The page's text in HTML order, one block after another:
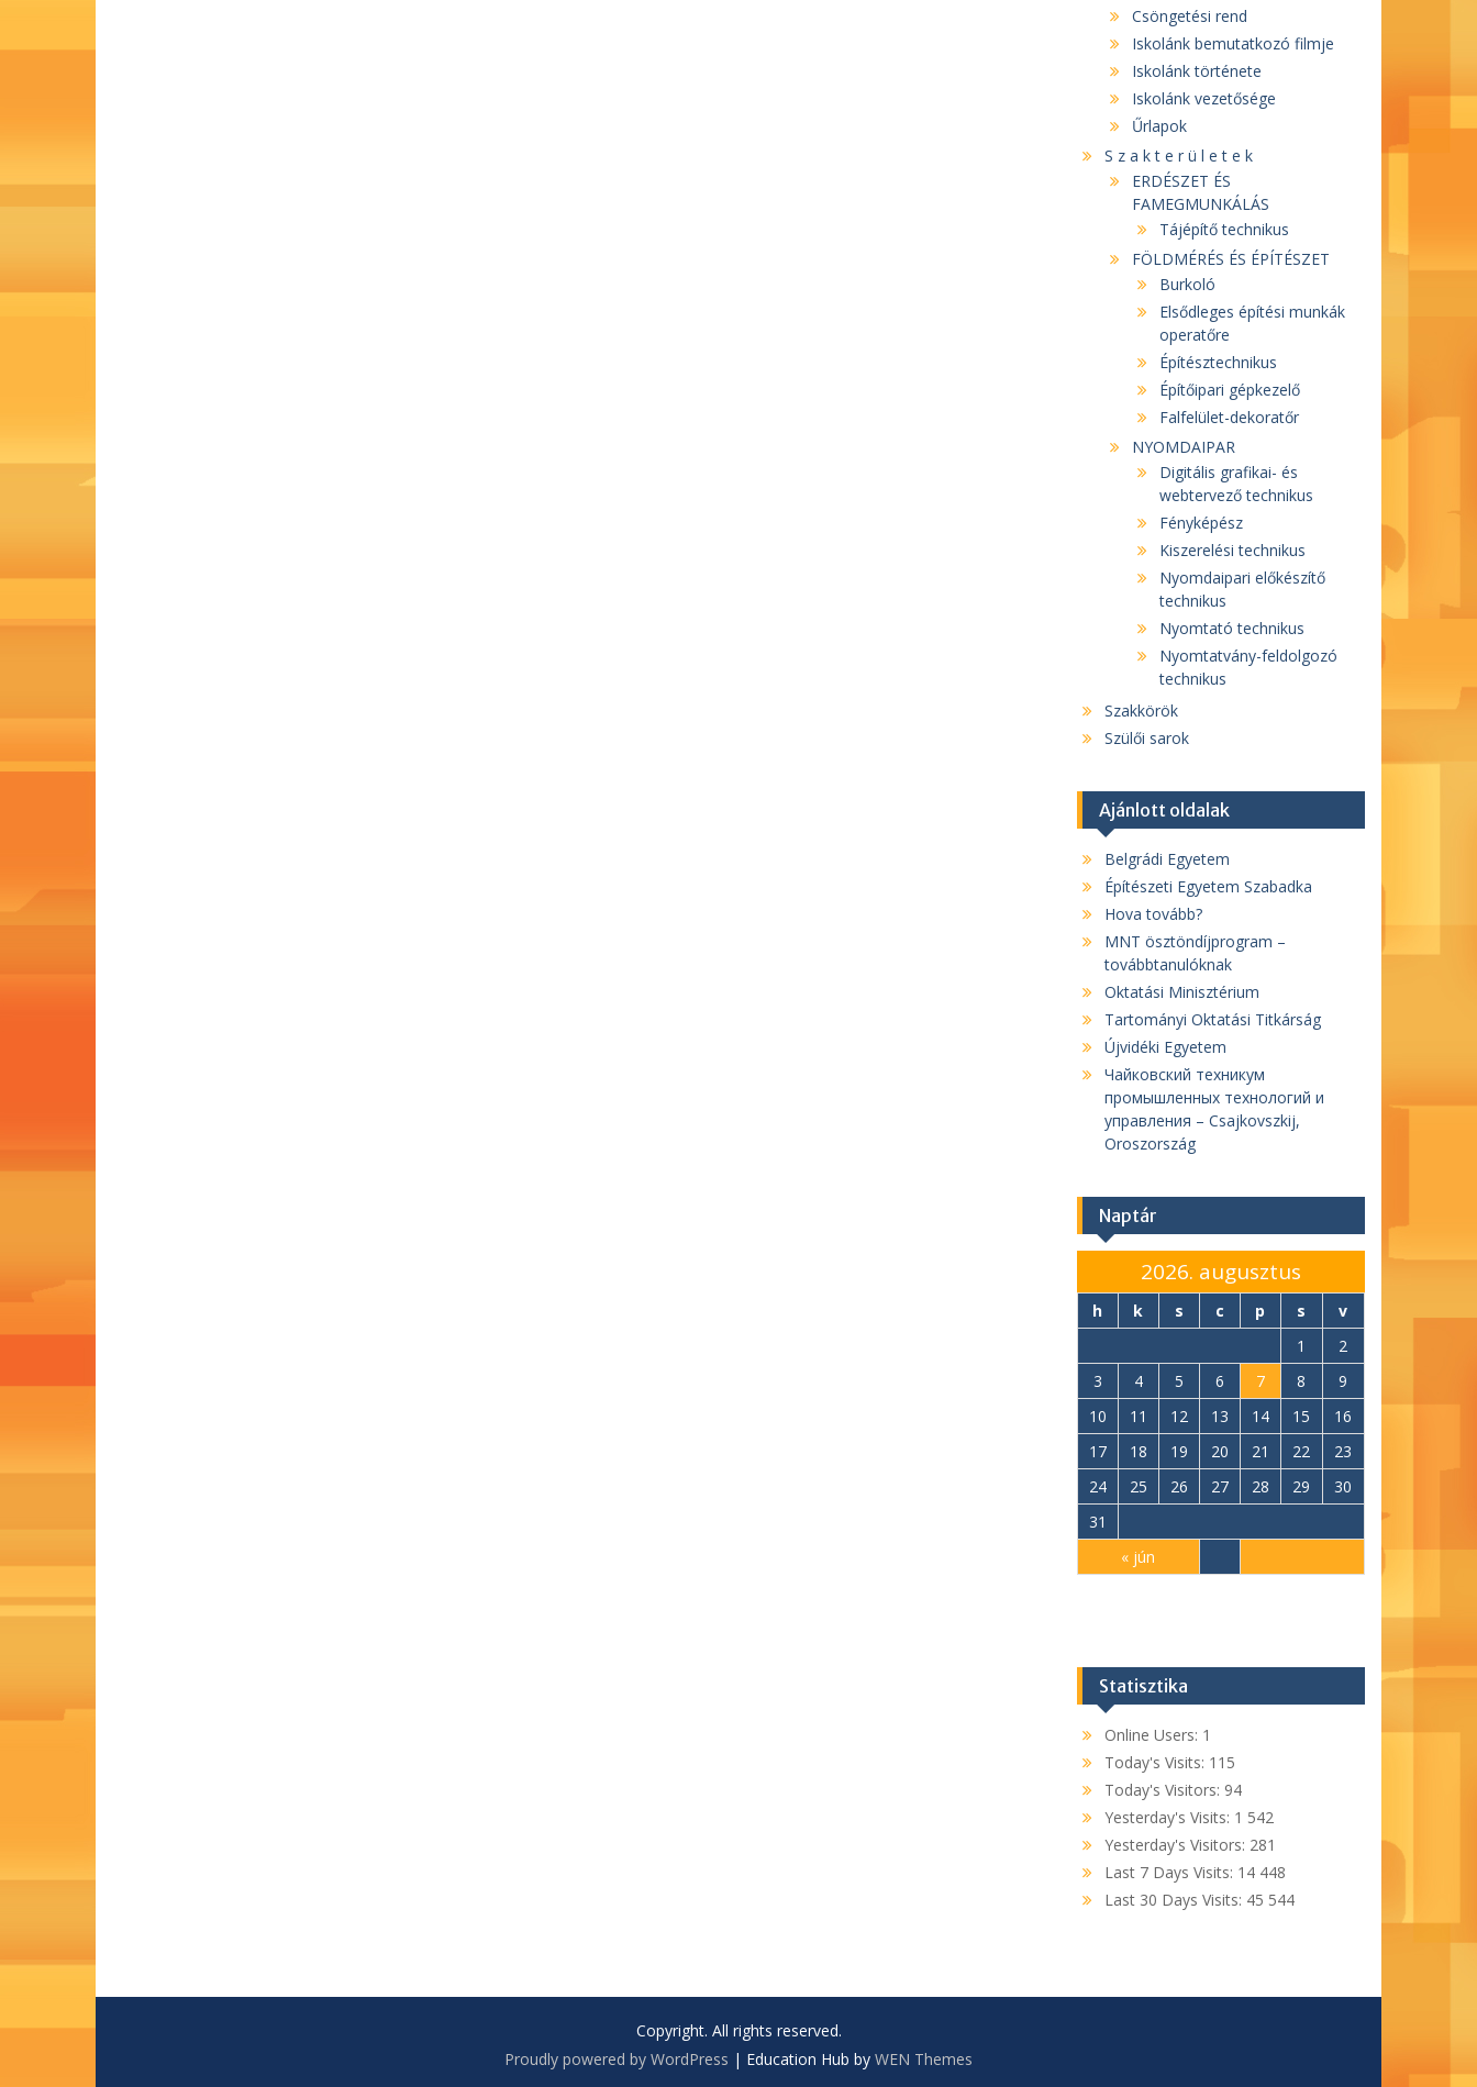
Csöngetési rend
Iskolánk bemutatkozó filmje
Iskolánk története
Iskolánk vezetősége
Űrlapok
S z a k t e r ü l e t e k
ERDÉSZET ÉS
FAMEGMUNKÁLÁS
Tájépítő technikus
FÖLDMÉRÉS ÉS ÉPÍTÉSZET
Burkoló
Elsődleges építési munkák
operatőre
Építésztechnikus
Építőipari gépkezelő
Falfelület-dekoratőr
NYOMDAIPAR
Digitális grafikai- és
webtervező technikus
Fényképész
Kiszerelési technikus
Nyomdaipari előkészítő
technikus
Nyomtató technikus
Nyomtatvány-feldolgozó
technikus
Szakkörök
Szülői sarok
Ajánlott oldalak
Belgrádi Egyetem
Építészeti Egyetem Szabadka
Hova tovább?
MNT ösztöndíjprogram –
továbbtanulóknak
Oktatási Minisztérium
Tartományi Oktatási Titkárság
Újvidéki Egyetem
Чайковский техникум
промышленных технологий и
управления – Csajkovszkij,
Oroszország
Naptár
2026. augusztus
h k s c p s v
« jún
1
2
3
4 5 6 7 8
9
10
11 12 13 14 15
16
17
18 19 20 21 22
23
24
25 26 27 28 29
30
31
Statisztika
Online Users: 1
Today's Visits: 115
Today's Visitors: 94
Yesterday's Visits: 1 542
Yesterday's Visitors: 281
Last 7 Days Visits: 14 448
Last 30 Days Visits: 45 544
Copyright. All rights reserved.
Proudly powered by WordPress | Education Hub by WEN Themes